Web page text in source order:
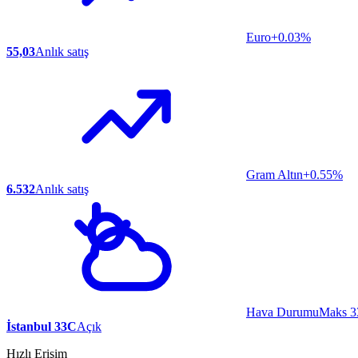
Euro+0.03%
55,03Anlık satış
Gram Altın+0.55%
6.532Anlık satış
Hava DurumuMaks
İstanbul 33CAçık
Hızlı Erişim